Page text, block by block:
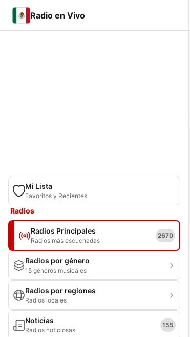
Radio en Vivo
Mi Lista
Favoritos y Recientes
Radios
Radios Principales
Radios más escuchadas
2670
Radios por género
15 géneros musicales
Radios por regiones
Radios locales
Noticias
Radios noticiosas
155